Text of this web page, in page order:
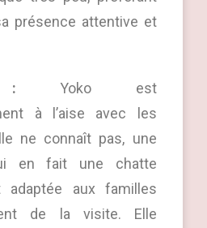
présence attentive et
: Yoko est
à l’aise avec les
ne connaît pas, une
en fait une chatte
adaptée aux familles
de la visite. Elle